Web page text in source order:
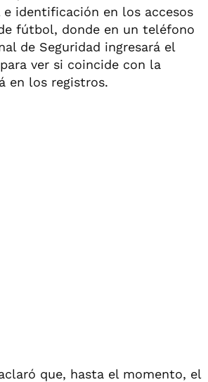
identificación en los accesos
fútbol, donde en un teléfono
de Seguridad ingresará el
ver si coincide con la
en los registros.
que, hasta el momento, el